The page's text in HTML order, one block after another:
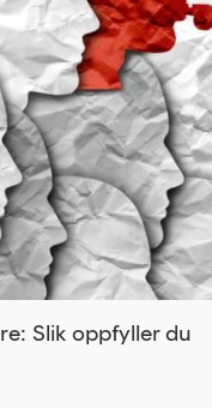
Slik oppfyller du